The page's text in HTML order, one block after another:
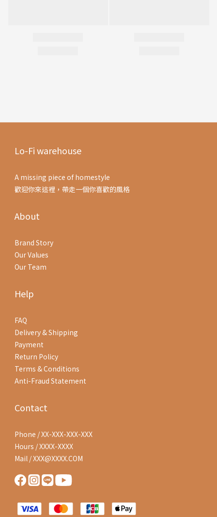
Lo-Fi warehouse
A missing piece of homestyle
歡迎你來這裡，帶走一個你喜歡的風格
About
Brand Story
Our Values
Our Team
Help
FAQ
Delivery & Shipping
Payment
Return Policy
Terms & Conditions
Anti-Fraud Statement
Contact
Phone / XX-XXX-XXX-XXX
Hours / XXXX-XXXX
Mail / XXX@XXXX.COM